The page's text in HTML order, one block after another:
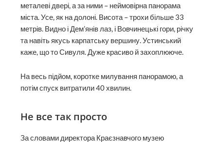
металеві двері, а за ними – неймовірна панорама
міста. Усе, як на долоні. Висота – трохи більше 33
метрів. Видно і Дем’янів лаз, і Вовчинецькі гори, річку
та навіть якусь карпатську вершину. Устинський
каже, що то Сивуля. Дуже красиво й захоплююче.
На весь підйом, коротке милування панорамою, а
потім спуск витратили 40 хвилин.
Не все так просто
За словами директора Краєзнавчого музею